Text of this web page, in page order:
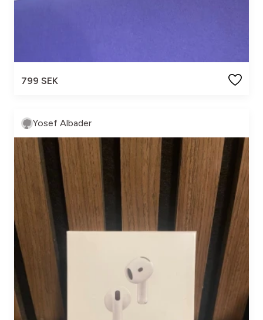
799 SEK
Yosef Albader